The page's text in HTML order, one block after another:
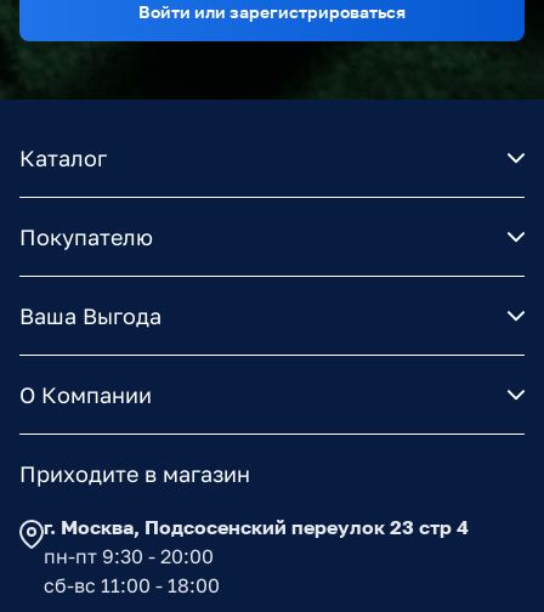
Войти или зарегистрироваться
Каталог
Покупателю
Ваша Выгода
О Компании
Приходите в магазин
г. Москва, Подсосенский переулок 23 стр 4
пн-пт 9:30 - 20:00
сб-вс 11:00 - 18:00